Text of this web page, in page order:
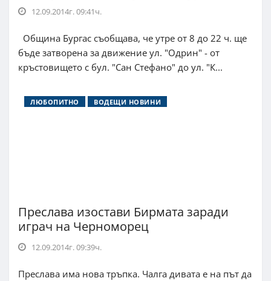
12.09.2014г. 09:41ч.
Община Бургас съобщава, че утре от 8 до 22 ч. ще
бъде затворена за движение ул. "Одрин" - от
кръстовището с бул. "Сан Стефано" до ул. "К...
ЛЮБОПИТНО ВОДЕЩИ НОВИНИ
Преслава изостави Бирмата заради
играч на Черноморец
12.09.2014г. 09:39ч.
Преслава има нова тръпка. Чалга дивата е на път да